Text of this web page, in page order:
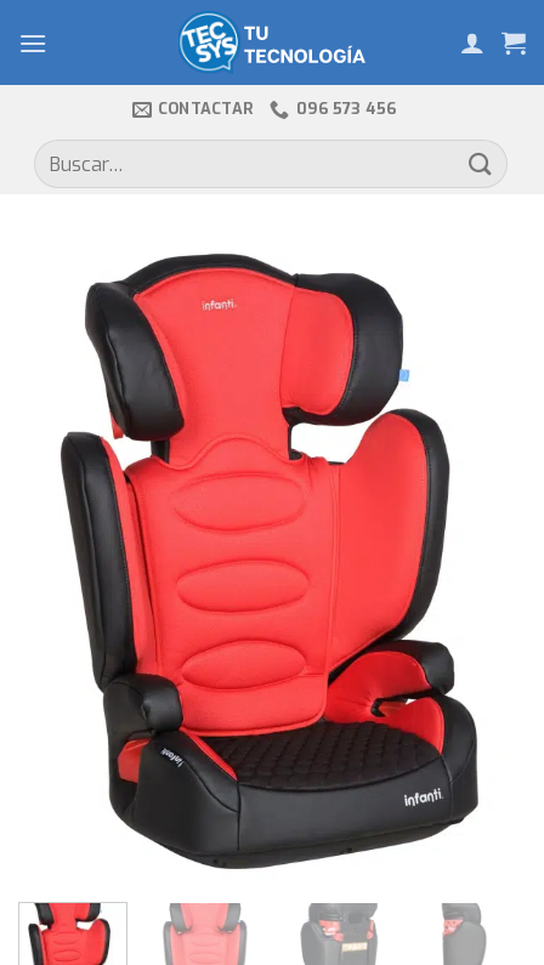
CONTACTAR 096 573 456
Buscar
por: